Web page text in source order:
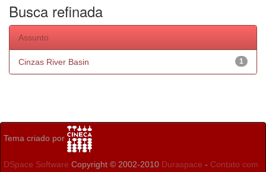
Busca refinada
Assunto
1
Cinzas River Basin
Tema criado por
DSpace Software Copyright © 2002-2010 Duraspace - Contato com